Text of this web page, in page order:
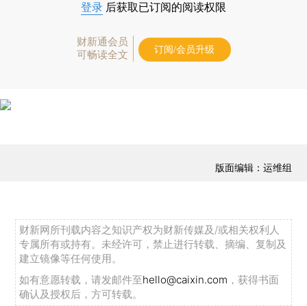
登录 后获取已订阅的阅读权限
财新通会员
可畅读全文
订阅/会员升级
版面编辑：运维组
财新网所刊载内容之知识产权为财新传媒及/或相关权利人
专属所有或持有。未经许可，禁止进行转载、摘编、复制及
建立镜像等任何使用。
如有意愿转载，请发邮件至hello@caixin.com ，获得书面
确认及授权后，方可转载。